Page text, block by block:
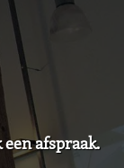
afspraak.